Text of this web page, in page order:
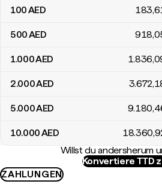
100AED 183
500AED 918
1.000AED 1.836
2.000AED 3.672
5.000AED 9.180
10.000AED 18.360
Willst du andersherum
Konvertiere TTD
ZAHLUNGEN